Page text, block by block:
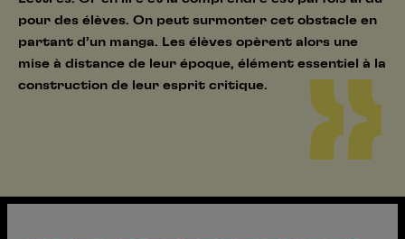
pour des élèves. On peut surmonter cet obstacle en
partant d’un manga. Les élèves opèrent alors une
mise à distance de leur époque, élément essentiel à la
construction de leur esprit critique.